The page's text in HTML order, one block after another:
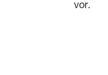
vor.